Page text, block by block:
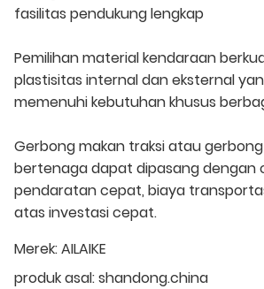
fasilitas pendukung lengkap
Pemilihan material kendaraan
plastisitas internal dan eksternal
memenuhi kebutuhan khusus
Gerbong makan traksi atau
bertenaga dapat dipasang dengan
pendaratan cepat, biaya
atas investasi cepat.
Merek:AILAIKE
produk asal:shandong.china